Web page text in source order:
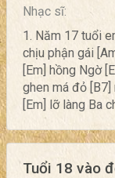
Nhạc sĩ:
1. Năm 17 tuổi
chịu phận gái
[Em] hồng Ngờ
ghen má đỏ
[Em] lỡ làng Ba
Tuổi 18 vào